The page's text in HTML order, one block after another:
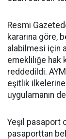
Resmi
kararına göre,
alabilmesi için
emekliliğe hak
reddedildi.
eşitlik ilkelerine
uygulamanın
Yeşil pasaport
pasaporttan